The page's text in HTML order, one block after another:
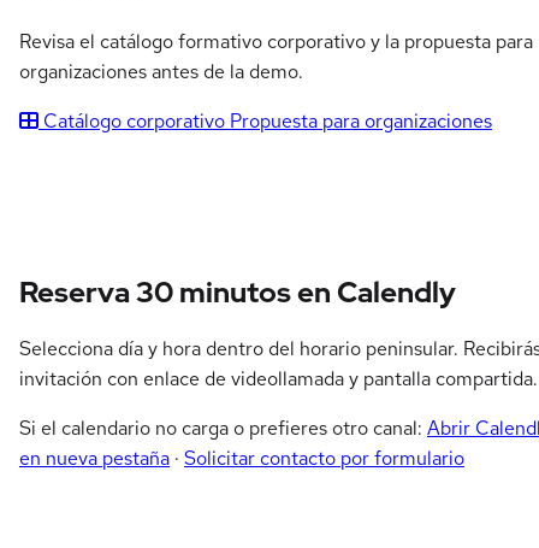
Revisa el catálogo formativo corporativo y la propuesta para
organizaciones antes de la demo.
Catálogo corporativo Propuesta para organizaciones
Reserva 30 minutos en Calendly
Selecciona día y hora dentro del horario peninsular.
invitación con enlace de videollamada y pantalla compartida.
Si el calendario no carga o prefieres otro canal: Abrir
en nueva pestaña · Solicitar contacto por formulario